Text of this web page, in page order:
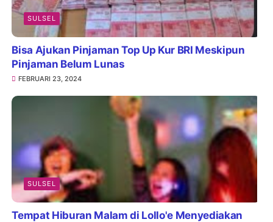
SULSEL
Bisa Ajukan Pinjaman Top Up Kur BRI Meskipun
Pinjaman Belum Lunas
FEBRUARI 23, 2024
SULSEL
Tempat Hiburan Malam di Lollo'e Menyediakan